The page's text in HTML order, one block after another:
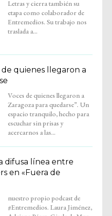
traslada a...
de quienes llegaron a
acercarnos a las...
difusa línea entre
en «Fuera de